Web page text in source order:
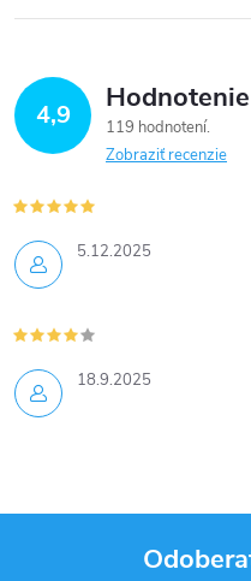
4,9
119 hodnotení
Zobraziť recenzie
5.12.2025
18.9.2025